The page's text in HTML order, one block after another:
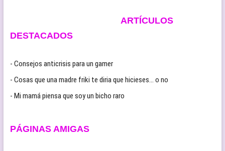
ARTÍCULOS
DESTACADOS
- Consejos anticrisis para un gamer
- Cosas que una madre friki te diria que hicieses… o no
- Mi mamá piensa que soy un bicho raro
PÁGINAS AMIGAS